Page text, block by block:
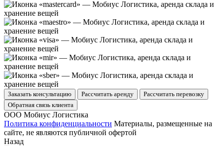
Заказать консультацию Рассчитать аренду
Рассчитать перевозку
Обратная связь клиента
ООО Мобиус Логистика
Политика конфиденциальности Материалы, размещенные на
сайте, не являются публичной офертой
Назад